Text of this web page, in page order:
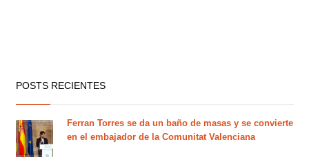
POSTS RECIENTES
Ferran Torres se da un baño de masas y se convierte
en el embajador de la Comunitat Valenciana